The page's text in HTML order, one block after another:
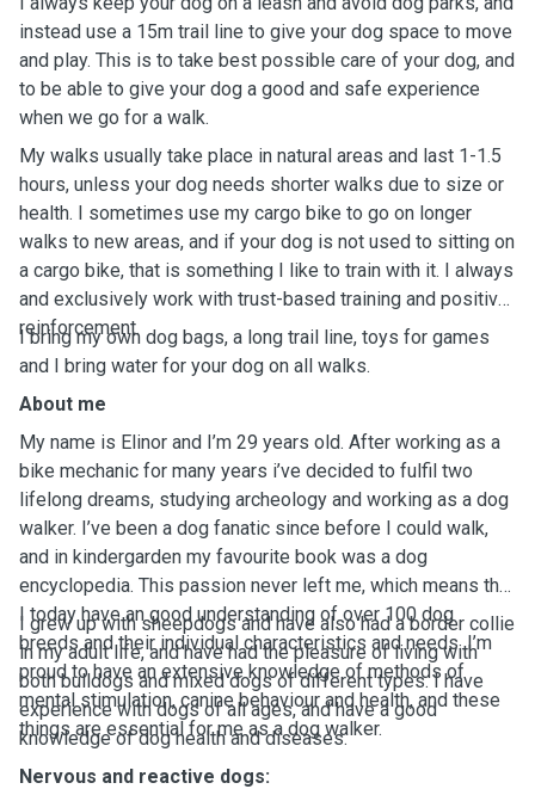
instead use a 15m trail line to give your dog space to move
and play. This is to take best possible care of your dog, and
to be able to give your dog a good and safe experience
when we go for a walk.
My walks usually take place in natural areas and last 1-1.5
hours, unless your dog needs shorter walks due to size or
health. I sometimes use my cargo bike to go on longer
walks to new areas, and if your dog is not used to sitting on
a cargo bike, that is something I like to train with it. I always
and exclusively work with trust-based training and positive
reinforcement.
I bring my own dog bags, a long trail line, toys for games
and I bring water for your dog on all walks.
About me
My name is Elinor and I’m 29 years old. After working as a
bike mechanic for many years i’ve decided to fulfil two
lifelong dreams, studying archeology and working as a dog
walker. I’ve been a dog fanatic since before I could walk,
and in kindergarden my favourite book was a dog
encyclopedia. This passion never left me, which means that
I today have an good understanding of over 100 dog
breeds and their individual characteristics and needs. I’m
proud to have an extensive knowledge of methods of
mental stimulation, canine behaviour and health, and these
things are essential for me as a dog walker.
I grew up with sheepdogs and have also had a border collie
in my adult life, and have had the pleasure of living with
both bulldogs and mixed dogs of different types. I have
experience with dogs of all ages, and have a good
knowledge of dog health and diseases.
Nervous and reactive dogs: